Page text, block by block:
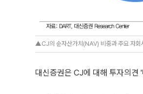
▲CJ의 순자산가치(NAV) 비중과 주요 자회
대신증권은 CJ에 대해 투자의견